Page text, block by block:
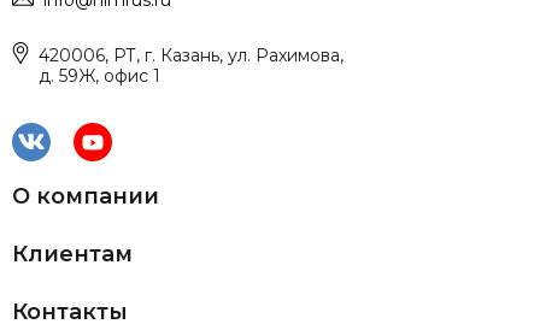
420006, РТ, г. Казань, ул. Рахимова,
д. 59Ж, офис 1
О компании
Клиентам
Контакты